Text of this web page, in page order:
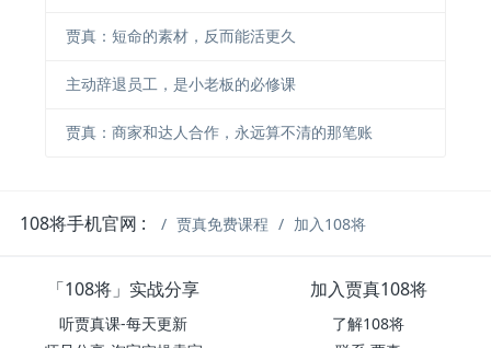
贾真：短命的素材，反而能活更久
主动辞退员工，是小老板的必修课
贾真：商家和达人合作，永远算不清的那笔账
108将手机官网 : 贾真免费课程 加入108将
「108将」实战分享
听贾真课-每天更新
加入贾真108将
了解108将